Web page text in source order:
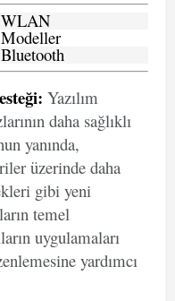
WLAN
Modeller
Bluetooth
Yazılım
daha sağlıklı
yanında,
üzerinde daha
gibi yeni
temel
uygulamaları
yardımcı